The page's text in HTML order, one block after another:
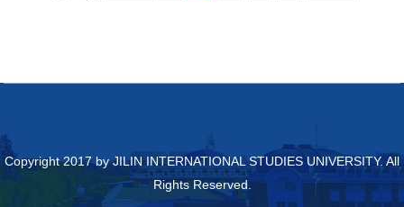
Copyright 2017 by JILIN INTERNATIONAL STUDIES UNIVERSITY. All
Rights Reserved.